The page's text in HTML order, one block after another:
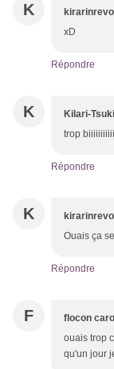
K
xD
Répondre
K Kilari-
trop
Répondre
K
Ouais ça
Répondre
F flocon caro
ouais trop
qu'un jour